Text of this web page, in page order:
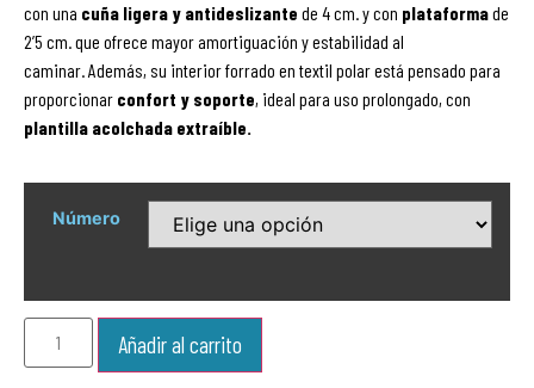
con una cuña ligera y antideslizante de 4 cm. y con plataformade
2’5 cm. que ofrece mayor amortiguación y estabilidad al
caminar. Además, su interior forrado en textil polar está pensado para
proporcionar confort y soporte, ideal para uso prolongado, con
plantilla acolchada extraíble.
Número
Añadir al carrito